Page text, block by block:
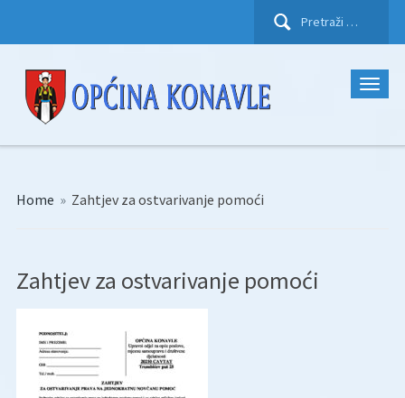
Pretraži:
Home » Zahtjev za ostvarivanje pomoći
Zahtjev za ostvarivanje pomoći